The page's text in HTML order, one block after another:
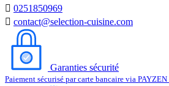
 0251850969
 contact@selection-cuisine.com
Garanties sécurité
Paiement sécurisé par carte bancaire via